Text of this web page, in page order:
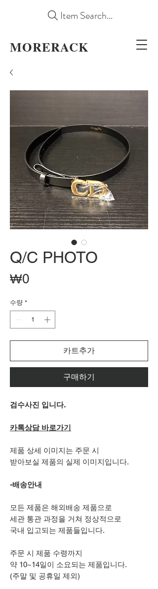
MORERACK
Item Search...
Q/C PHOTO
₩0가
수량 *
카트추가
구매하기
검수사진 입니다.
카톡상담 바로가기
제품 상세 이미지는 주문 시
받아보실 제품의 실제 이미지입니다.
-배송안내
모든 제품은 해외배송 제품으로
세관 통관 과정을 거쳐 정상적으로
국내 입고되는 제품들입니다.
주문 시 제품 수령까지
약 10~14일이 소요되는 제품입니다.
(주말 및 공휴일 제외)